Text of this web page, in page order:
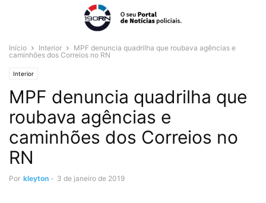
Início Interior
MPF denuncia quadrilha que roubava agências e
caminhões dos Correios no RN
Interior
MPF denuncia quadrilha que
roubava agências e
caminhões dos Correios no
RN
Por kleyton - 3 de janeiro de 2019